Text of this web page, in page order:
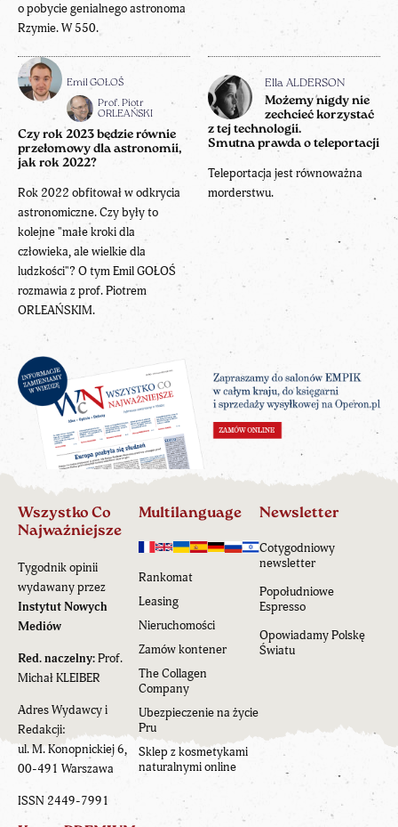
o pobycie genialnego astronoma
Rzymie. W 550.
Emil GOŁOŚ
Prof. Piotr
ORLEAŃSKI
Czy rok 2023 będzie równie
przełomowy dla astronomii,
jak rok 2022?
Rok 2022 obfitował w odkrycia
astronomiczne. Czy były to
kolejne "małe kroki dla
człowieka, ale wielkie dla
ludzkości"? O tym Emil GOŁOŚ
rozmawia z prof. Piotrem
ORLEAŃSKIM.
Ella ALDERSON
Możemy nigdy nie
zechcieć korzystać
z tej technologii.
Smutna prawda o teleportacji
Teleportacja jest równoważna
morderstwu.
Wszystko Co
Najważniejsze
Tygodnik opinii
wydawany przez
Instytut Nowych
Mediów
Red. naczelny:Prof.
Michał KLEIBER
Adres Wydawcy i
Redakcji:
ul. M. Konopnickiej 6,
00-491 Warszawa
ISSN 2449-7991
Multilanguage
Rankomat
Leasing
Nieruchomości
Zamów kontener
The Collagen
Company
Ubezpieczenie na życie
Pru
Sklep z kosmetykami
naturalnymi online
Newsletter
Cotygodniowy
newsletter
Popołudniowe
Espresso
Opowiadamy Polskę
Światu